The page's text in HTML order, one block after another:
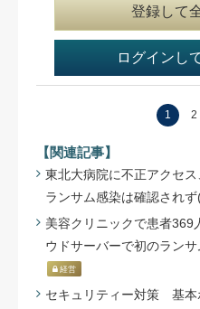
登録して
ログインし
1 2
【関連記事】
東北大病院に不正アクセ
ランサム感染は確認され
美容クリニックで患者369
ウドサーバーで初のラン
経営
セキュリティー対策 基本